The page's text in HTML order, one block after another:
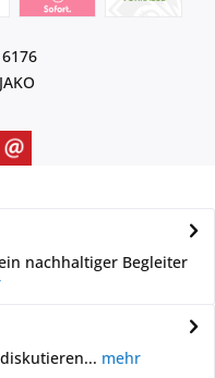
6176
JAKO
nachhaltiger Begleiter
mehr